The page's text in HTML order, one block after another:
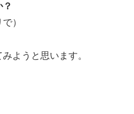
）
ようと思います。